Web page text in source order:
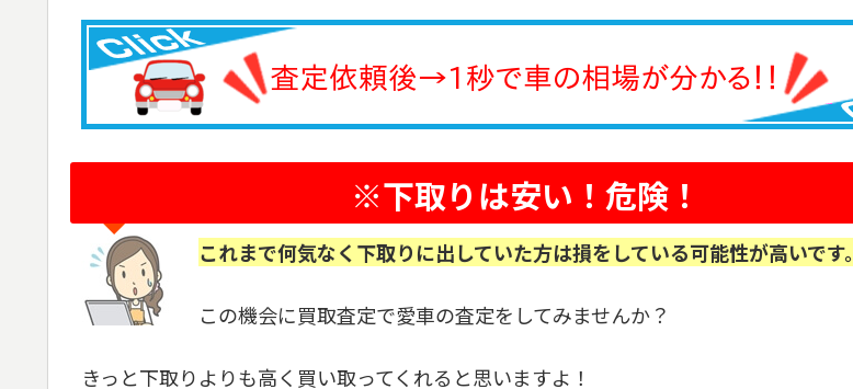
※下取りは安い！危険！
これまで何気なく下取りに出していた方は損をしている可能性が高いです。
この機会に買取査定で愛車の査定をしてみませんか？
きっと下取りよりも高く買い取ってくれると思いますよ！